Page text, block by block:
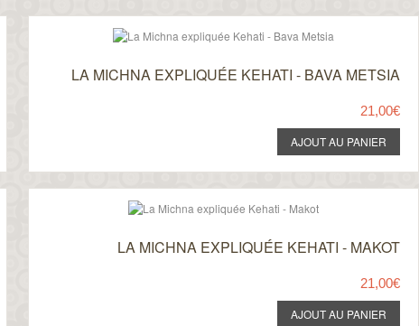
LA MICHNA EXPLIQUÉE KEHATI - BAVA METSIA
21,00€
LA MICHNA EXPLIQUÉE KEHATI - MAKOT
21,00€